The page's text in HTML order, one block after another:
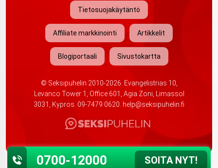
Tietosuojakäytäntö
Affiliate markkinointi Artikkelit
Blogiportaali Sivustokartta
© Seksipuhelin 2010-2026. Evangelistrias 10,
Levanco Tower 1, Office 601, Agia Zoni, Limassol
3031, Kypros. 09-7479 0620. help@seksipuhelin.fi
0700-12000 SOITA NYT!